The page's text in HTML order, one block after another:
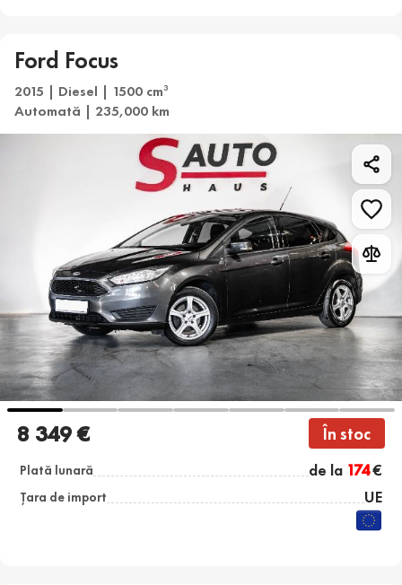
Ford Focus
2015 | Diesel | 1500 cm3
Automată | 235,000 km
8 349 € În stoc
Plată lunară de la 174€
Țara de import UE